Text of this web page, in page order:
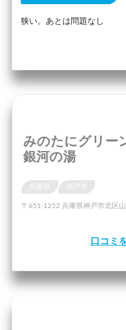
狭い。あとは問題なし
みのたにグリー
銀河の湯
〒651-1252 兵庫県神戸市北区山
口コミ